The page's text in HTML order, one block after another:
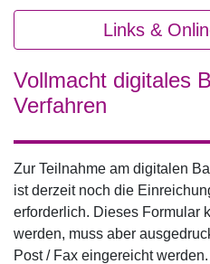
Links &
Vollmacht digitales
Verfahren
Zur Teilnahme am digitalen
ist derzeit noch die
erforderlich. Dieses Formular
werden, muss aber
Post / Fax eingereicht werden.